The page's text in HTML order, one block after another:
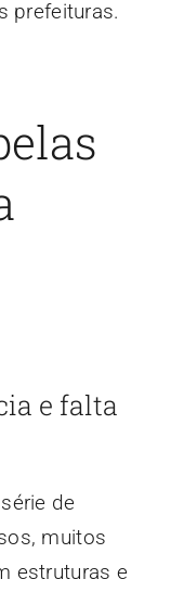
prefeituras.
e falta
de
muitos
estruturas e